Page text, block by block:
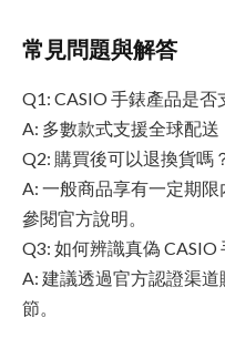
常見問題與解答
Q1: CASIO 手錶產品是否
A: 多數款式支援全球配送
Q2: 購買後可以退換貨嗎
A: 一般商品享有一定期
參閱官方說明。
Q3: 如何辨識真偽 CASIO
A: 建議透過官方認證渠
節。